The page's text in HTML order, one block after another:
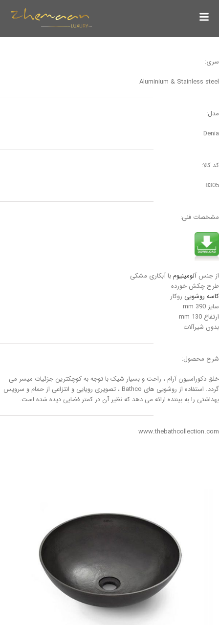
سری:
Aluminium & Stainless steel
مدل:
Denia
کد کالا:
8305
مشخصات فنی:
از جنسآلومینیومبا آبکاری مشکی
طرح چکش خورده
کاسه روشویی روکار
سایز 390 mm
ارتفاع 130 mm
بدون شیرآلات
شرح محصول:
خلق دکوراسیون آرام ، راحت و بسیار شیک با توجه به کوچکترین جزئیات میسر می
گردد. استفاده از روشویی های Bathco ، تصویری رویایی و انتزاعی از حمام و سرویس
بهداشتی را به بیننده ارائه می دهد که نظیر آن در کمتر فضایی دیده شده است.
www.thebathcollection.com